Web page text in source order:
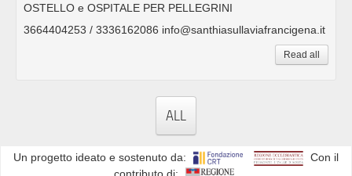
OSTELLO e OSPITALE PER PELLEGRINI
3664404253 / 3336162086 info@santhiasullaviafrancigena.it
Read all
ALL
Un progetto ideato e sostenuto da:
Con il